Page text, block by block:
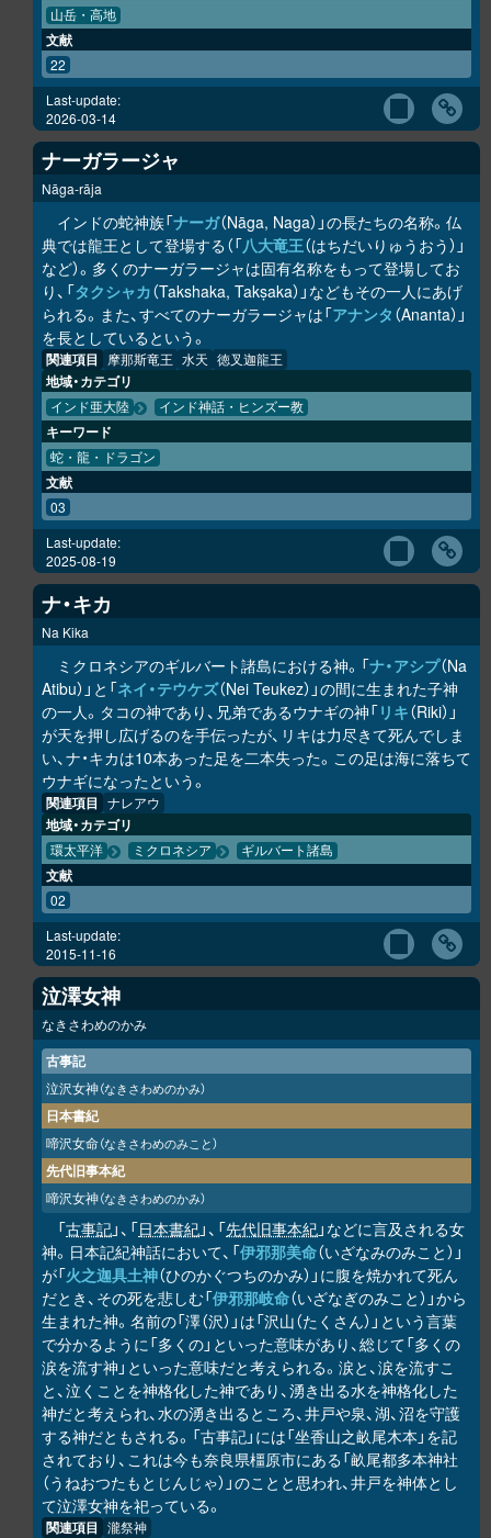
山岳・高地
文献
22
Last-update:
2026-03-14
ナーガラージャ
Nāga-rāja
インドの蛇神族「ナーガ（Nāga, Naga）」の長たちの名称。仏
典では龍王として登場する（「八大竜王（はちだいりゅうおう）」
など）。多くのナーガラージャは固有名称をもって登場してお
り、「タクシャカ（Takshaka, Takṣaka）」などもその一人にあげ
られる。また、すべてのナーガラージャは「アナンタ （Ananta）」
を長としているという。
関連項目 摩那斯竜王 水天 徳叉迦龍王
地域・カテゴリ
インド亜大陸 インド神話・ヒンズー教
キーワード
蛇・龍・ドラゴン
文献
03
Last-update:
2025-08-19
ナ・キカ
Na Kika
ミクロネシアのギルバート諸島における神。「ナ・アシプ（Na
Atibu）」と「ネイ・テウケズ（Nei Teukez）」の間に生まれた子神
の一人。タコの神であり、兄弟であるウナギの神「リキ（Riki）」
が天を押し広げるのを手伝ったが、リキは力尽きて死んでしま
い、ナ・キカは10本あった足を二本失った。この足は海に落ちて
ウナギになったという。
関連項目 ナレアウ
地域・カテゴリ
環太平洋 ミクロネシア ギルバート諸島
文献
02
Last-update:
2015-11-16
泣澤女神
なきさわめのかみ
古事記
泣沢女神（なきさわめのかみ）
日本書紀
啼沢女命（なきさわめのみこと）
先代旧事本紀
啼沢女神（なきさわめのかみ）
「古事記」、「日本書紀」、「先代旧事本紀」などに言及される女
神。日本記紀神話において、「伊邪那美命（いざなみのみこと）」
が「火之迦具土神（ひのかぐつちのかみ）」に腹を焼かれて死ん
だとき、その死を悲しむ「伊邪那岐命（いざなぎのみこと）」から
生まれた神。名前の「澤（沢）」は「沢山（たくさん）」という言葉
で分かるように「多くの」といった意味があり、総じて「多くの
涙を流す神」といった意味だと考えられる。涙と、涙を流すこ
と、泣くことを神格化した神であり、湧き出る水を神格化した
神だと考えられ、水の湧き出るところ、井戸や泉、湖、沼を守護
する神だともされる。「古事記」には「坐香山之畝尾木本」を記
されており、これは今も奈良県橿原市にある「畝尾都多本神社
（うねおつたもとじんじゃ）」のことと思われ、井戸を神体とし
て泣澤女神を祀っている。
関連項目 瀧祭神